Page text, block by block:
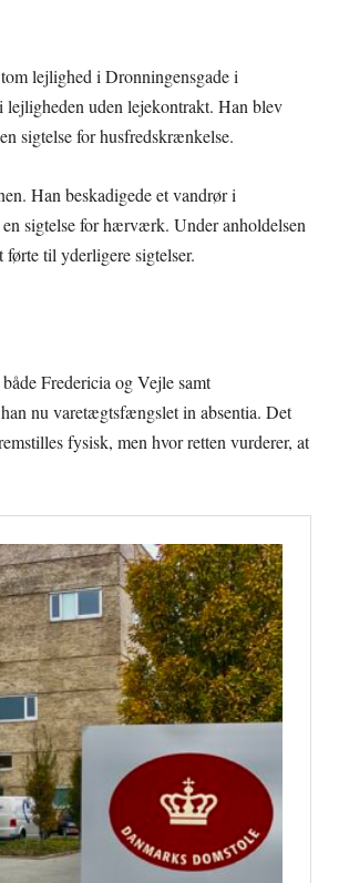
lejlighed i Dronningensgade i
uden lejekontrakt. Han blev
sigtelse for husfredskrænkelse.
Han beskadigede et vandrør i
sigtelse for hærværk. Under anholdelsen
til yderligere sigtelser.
Fredericia og Vejle samt
nu varetægtsfængslet in absentia. Det
fysisk, men hvor retten vurderer, at